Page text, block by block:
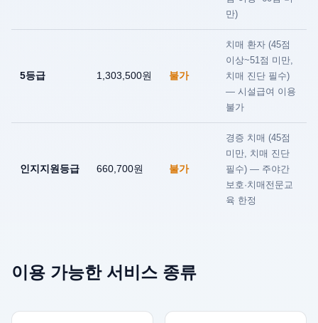
만)
5등급 1,303,500원 불가
치매 환자 (45점
이상~51점 미만,
치매 진단 필수)
— 시설급여 이용
불가
인지지원등급 660,700원 불가
경증 치매 (45점
미만, 치매 진단
필수) — 주야간
보호·치매전문교
육 한정
이용 가능한 서비스 종류